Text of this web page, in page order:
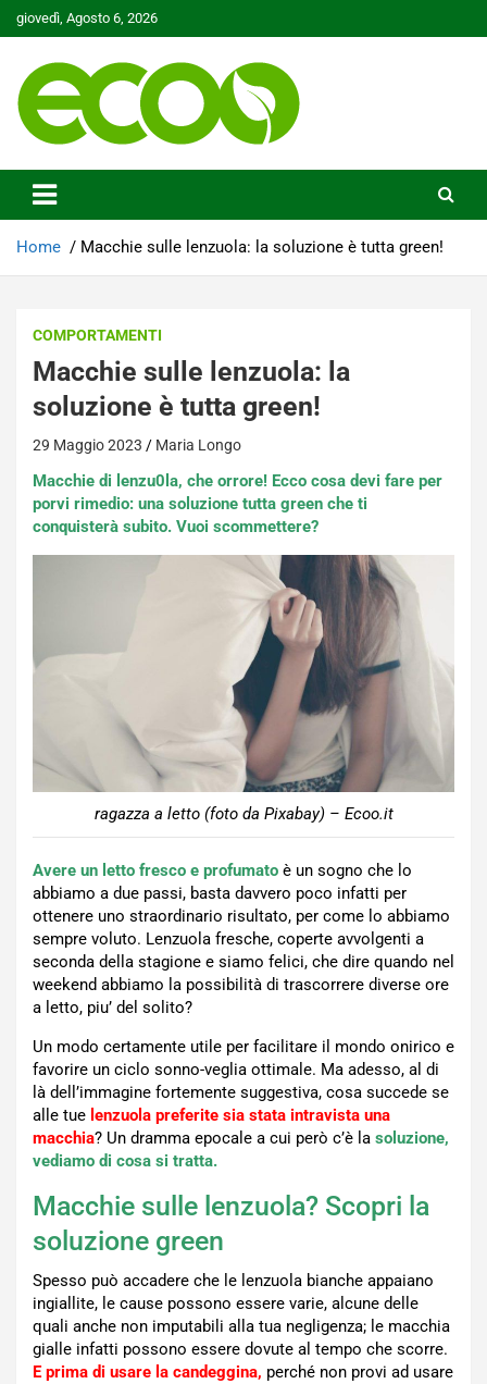
Skip
to
giovedì, Agosto 6, 2026
Ecoo.it
Home Macchie sulle lenzuola: la soluzione è tutta green!
COMPORTAMENTI
Macchie sulle lenzuola: la
soluzione è tutta green!
29 Maggio 2023 Maria Longo
Macchie di lenzu0la, che orrore! Ecco cosa devi fare per
porvi rimedio: una soluzione tutta green che ti
conquisterà subito. Vuoi scommettere?
ragazza a letto (foto da Pixabay) – Ecoo.it
Avere un letto fresco e profumato è un sogno che lo
abbiamo a due passi, basta davvero poco infatti per
ottenere uno straordinario risultato, per come lo abbiamo
sempre voluto. Lenzuola fresche, coperte avvolgenti a
seconda della stagione e siamo felici, che dire quando nel
weekend abbiamo la possibilità di trascorrere diverse ore
a letto, piu’ del solito?
Un modo certamente utile per facilitare il mondo onirico e
favorire un ciclo sonno-veglia ottimale. Ma adesso, al di
là dell’immagine fortemente suggestiva, cosa succede se
alle tue lenzuola preferite sia stata intravista una
macchia? Un dramma epocale a cui però c’è la soluzione,
vediamo di cosa si tratta.
Macchie sulle lenzuola? Scopri la
soluzione green
Spesso può accadere che le lenzuola bianche appaiano
ingiallite, le cause possono essere varie, alcune delle
quali anche non imputabili alla tua negligenza; le macchia
gialle infatti possono essere dovute al tempo che scorre.
E prima di usare la candeggina, perché non provi ad usare